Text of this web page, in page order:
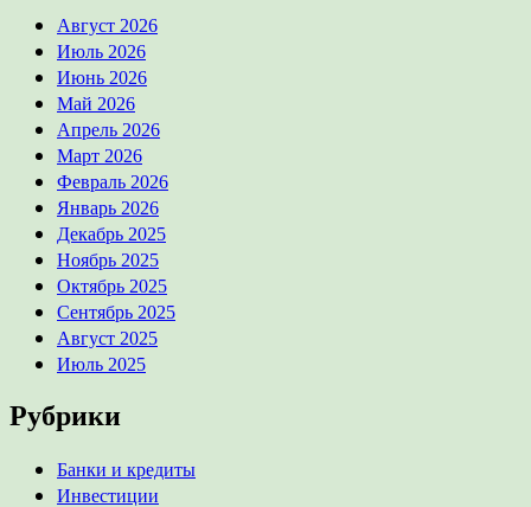
Август 2026
Июль 2026
Июнь 2026
Май 2026
Апрель 2026
Март 2026
Февраль 2026
Январь 2026
Декабрь 2025
Ноябрь 2025
Октябрь 2025
Сентябрь 2025
Август 2025
Июль 2025
Рубрики
Банки и кредиты
Инвестиции